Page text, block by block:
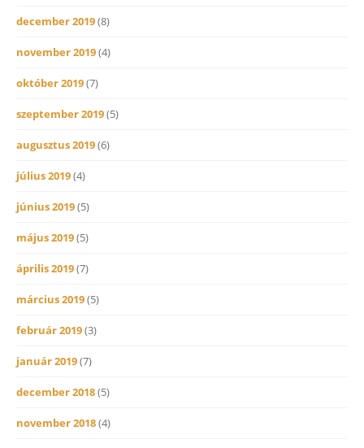
december 2019(8)
november 2019(4)
október 2019(7)
szeptember 2019(5)
augusztus 2019(6)
július 2019(4)
június 2019(5)
május 2019(5)
április 2019(7)
március 2019(5)
február 2019(3)
január 2019(7)
december 2018(5)
november 2018(4)